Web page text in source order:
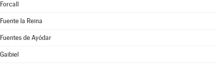
Forcall
Fuente la Reina
Fuentes de Ayódar
Gaibiel